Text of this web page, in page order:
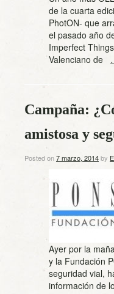
de la cuarta
PhotON- que
el pasado año
Imperfect
Valenciano de
Campaña:
amistosa y
Posted on7 marzo, 2014by
Ayer por la
y la Fundación
seguridad vial,
información de